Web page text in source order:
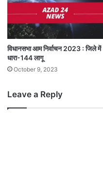
विधानसभा आम निर्वाचन 2023 : जिले में
धारा-144 लागू
October 9, 2023
Leave a Reply